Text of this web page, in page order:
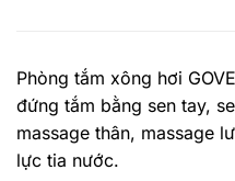
Phòng tắm xông hơi
đứng tắm bằng sen tay,
massage thân, massage
lực tia nước.